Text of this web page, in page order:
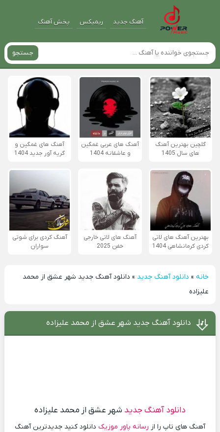
آهنگ جدید ریمیکس پخش آهنگ
جستجو
گلچین بهترین آهنگ
های سال 1405
آهنگ های عربی غمگین
و عاشقانه 1404
آهنگ های غمگین و
گریه آور جدید 1404
بهترین آهنگ های لاتی
کردی کرمانشاهی 1404
آهنگ های لاتی خارجی
خفن 2025
آهنگ کردی برای شوتی
سواران
خانه» دانلود آهنگ جدید » دانلود آهنگ جدید شهر عشق از محمد
علیزاده
دانلود آهنگ جدید شهر عشق از محمد علیزاده
دانلود آهنگ جدید شهر عشق از محمد علیزاده
آهنگ های تاپ را از رسانه پاور موزیک دانلود کنید جدیدترین آهنگ